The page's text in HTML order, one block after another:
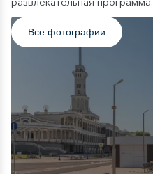
Все фотографии